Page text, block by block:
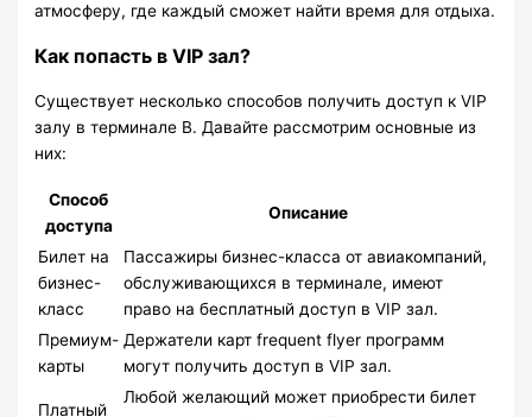
атмосферу, где каждый сможет найти время для отдыха.
Как попасть в VIP зал?
Существует несколько способов получить доступ к VIP
залу в терминале B. Давайте рассмотрим основные из
них:
Способ
доступа
Описание
Билет на
бизнес-
класс
Пассажиры бизнес-класса от авиакомпаний,
обслуживающихся в терминале, имеют
право на бесплатный доступ в VIP зал.
Премиум-
карты
Держатели карт frequent flyer программ
могут получить доступ в VIP зал.
Платный
Любой желающий может приобрести билет